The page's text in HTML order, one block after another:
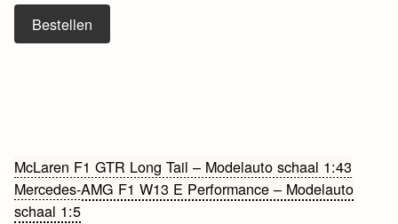
Bestellen
Bericht
navigatie
McLaren F1 GTR Long Tail – Modelauto schaal 1:43
Mercedes-AMG F1 W13 E Performance – Modelauto
schaal 1:5